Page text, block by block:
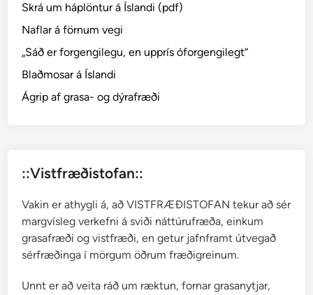
a
r
Skrá um háplöntur á Íslandi (pdf)
Naflar á förnum vegi
„Sáð er forgengilegu, en upprís óforgengilegt“
Blaðmosar á Íslandi
Ágrip af grasa- og dýrafræði
::Vistfræðistofan::
Vakin er athygli á, að VISTFRÆÐISTOFAN tekur að sér
margvísleg verkefni á sviði náttúrufræða, einkum
grasafræði og vistfræði, en getur jafnframt útvegað
sérfræðinga í mörgum öðrum fræðigreinum.
Unnt er að veita ráð um ræktun, fornar grasanytjar,